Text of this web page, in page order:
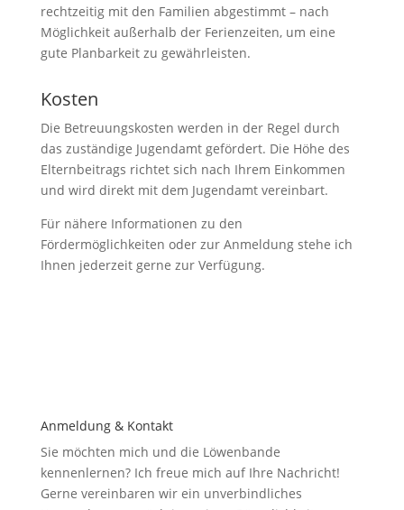
rechtzeitig mit den Familien abgestimmt – nach
Möglichkeit außerhalb der Ferienzeiten, um eine
gute Planbarkeit zu gewährleisten.
Kosten
Die Betreuungskosten werden in der Regel durch
das zuständige Jugendamt gefördert. Die Höhe des
Elternbeitrags richtet sich nach Ihrem Einkommen
und wird direkt mit dem Jugendamt vereinbart.
Für nähere Informationen zu den
Fördermöglichkeiten oder zur Anmeldung stehe ich
Ihnen jederzeit gerne zur Verfügung.
Anmeldung & Kontakt
Sie möchten mich und die Löwenbande
kennenlernen? Ich freue mich auf Ihre Nachricht!
Gerne vereinbaren wir ein unverbindliches